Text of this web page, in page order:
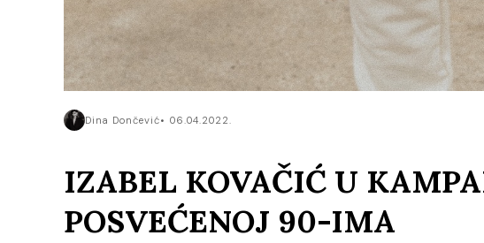
Dina Dončević 06.04.2022.
IZABEL KOVAČIĆ U
POSVEĆENOJ 90-IMA